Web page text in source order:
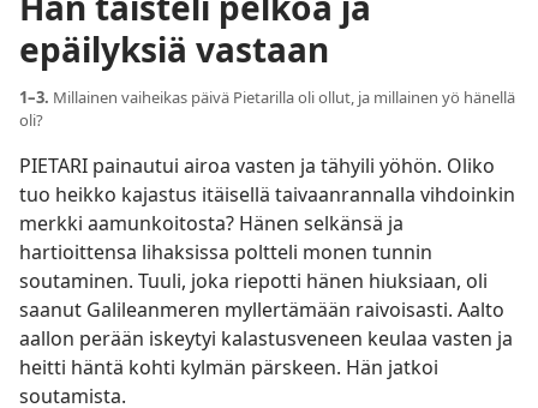
epäilyksiä vastaan
1–3. Millainen vaiheikas päivä Pietarilla oli ollut, ja millainen yö hänellä
oli?
PIETARI painautui airoa vasten ja tähyili yöhön. Oliko
tuo heikko kajastus itäisellä taivaanrannalla vihdoinkin
merkki aamunkoitosta? Hänen selkänsä ja
hartioittensa lihaksissa poltteli monen tunnin
soutaminen. Tuuli, joka riepotti hänen hiuksiaan, oli
saanut Galileanmeren myllertämään raivoisasti. Aalto
aallon perään iskeytyi kalastusveneen keulaa vasten ja
heitti häntä kohti kylmän pärskeen. Hän jatkoi
soutamista.